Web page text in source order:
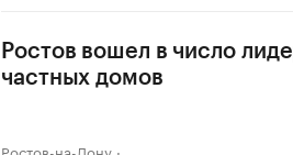
Ростов вошел в число
частных домов
Ростов-на-Дону